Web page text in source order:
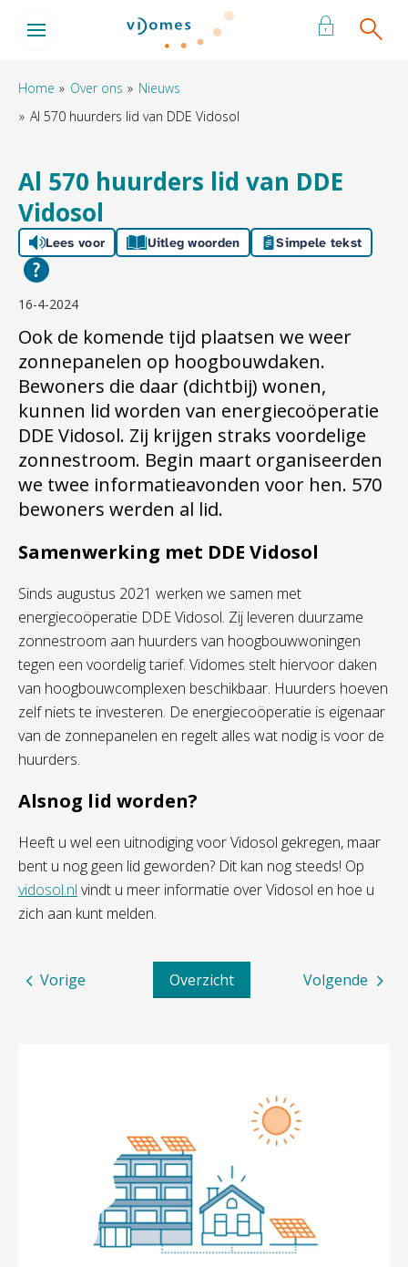
Naar de homepage
Ga naar Hoofd
Home Over ons
Nieuws
Al 570 huurders lid van DDE Vidosol
Al 570 huurders lid van DDE
Vidosol
Lees voor Uitleg woorden Simpele tekst
16-4-2024
Ook de komende tijd plaatsen we weer
zonnepanelen op hoogbouwdaken.
Bewoners die daar (dichtbij) wonen,
kunnen lid worden van energiecoöperatie
DDE Vidosol. Zij krijgen straks voordelige
zonnestroom. Begin maart organiseerden
we twee informatieavonden voor hen. 570
bewoners werden al lid.
Samenwerking met DDE Vidosol
Sinds augustus 2021 werken we samen met
energiecoöperatie DDE Vidosol. Zij leveren duurzame
zonnestroom aan huurders van hoogbouwwoningen
tegen een voordelig tarief. Vidomes stelt hiervoor daken
van hoogbouwcomplexen beschikbaar. Huurders hoeven
zelf niets te investeren. De energiecoöperatie is eigenaar
van de zonnepanelen en regelt alles wat nodig is voor de
huurders.
Alsnog lid worden?
Heeft u wel een uitnodiging voor Vidosol gekregen, maar
bent u nog geen lid geworden? Dit kan nog steeds! Op
vidosol.nl vindt u meer informatie over Vidosol en hoe u
zich aan kunt melden.
Volgende
Overzicht
Vorige